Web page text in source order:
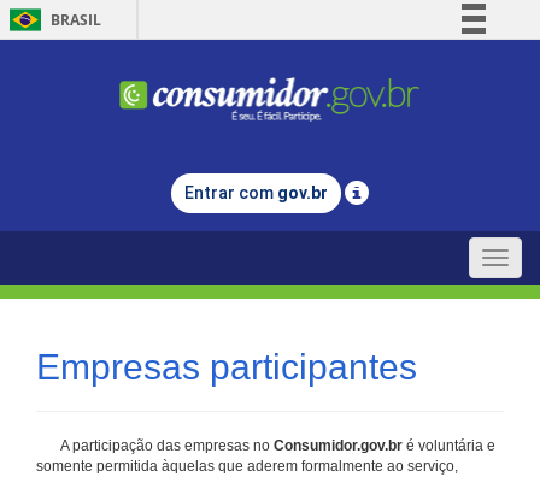
BRASIL
Comunica BR
Legislação
Entrar com gov.br
Toggle
Empresas participantes
A participação das empresas no Consumidor.gov.br é voluntária e
somente permitida àquelas que aderem formalmente ao serviço,